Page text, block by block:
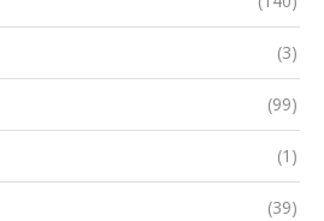
(3)
(99)
(1)
(39)